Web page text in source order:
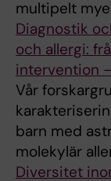
multipelt
Diagnostik
och allergi:
intervention
Vår
barn med
molekylär
Diversitet